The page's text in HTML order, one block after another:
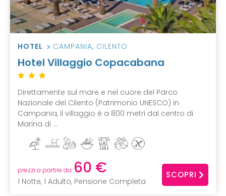
HOTEL CAMPANIA, CILENTO
Hotel Villaggio Copacabana
Direttamente sul mare e nel cuore del Parco
Nazionale del Cilento (Patrimonio UNESCO) in
Campania, il villaggio è a 800 metri dal centro di
Marina di ...
prezzi a partire da 60 €
1 Notte, 1 Adulto, Pensione Completa
SCOPRI